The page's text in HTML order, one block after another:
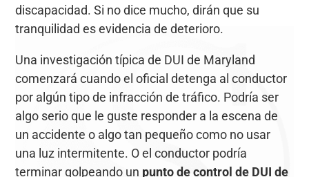
discapacidad. Si no dice mucho, dirán que su
tranquilidad es evidencia de deterioro.
Una investigación típica de DUI de Maryland
comenzará cuando el oficial detenga al conductor
por algún tipo de infracción de tráfico. Podría ser
algo serio que le guste responder a la escena de
un accidente o algo tan pequeño como no usar
una luz intermitente. O el conductor podría
terminar golpeando un punto de control de DUI de